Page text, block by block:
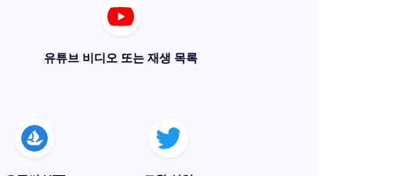
유튜브 비디오 또는 재생 목록